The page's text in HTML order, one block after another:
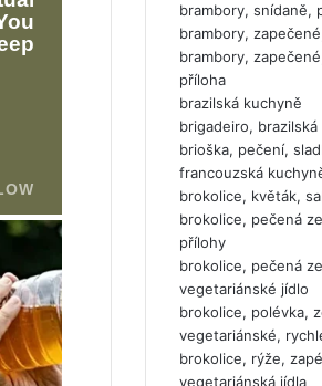
brambory, snídaně,
brambory,
brambory,
příloha
brazilská kuchyně
brigadeiro,
brioška, pečení,
francouzská
brokolice, květák,
brokolice, pečená
přílohy
brokolice, pečená
vegetariánské jídlo
brokolice, polévka,
vegetariánské,
brokolice, rýže,
vegetariánská jídla